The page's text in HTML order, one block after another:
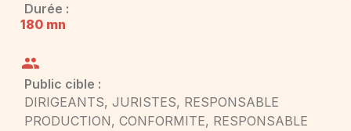
Durée :
180 mn
Public cible :
DIRIGEANTS, JURISTES, RESPONSABLE
PRODUCTION, CONFORMITE, RESPONSABLE